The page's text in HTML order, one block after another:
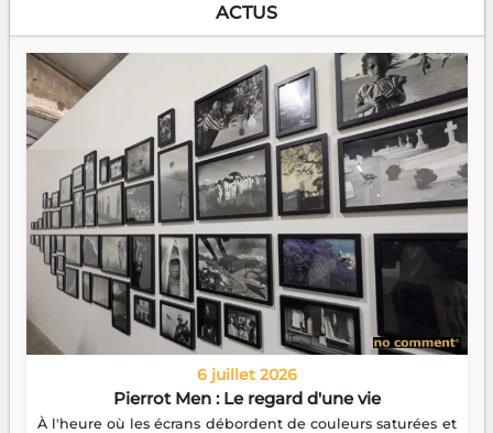
ACTUS
6 juillet 2026
Pierrot Men : Le regard d'une vie
À l'heure où les écrans débordent de couleurs saturées et